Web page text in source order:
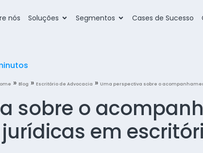
nós Soluções Segmentos Cases de Sucesso
» Blog » Escritório de Advocacia » Uma perspectiva sobre o
sobre o
em